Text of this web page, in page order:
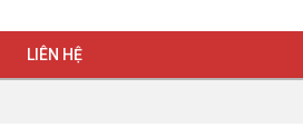
LIÊN HỆ